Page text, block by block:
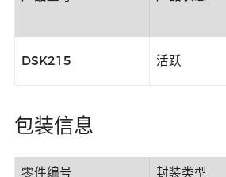
DSK215 活跃
包装信息
零件编号 封装类型